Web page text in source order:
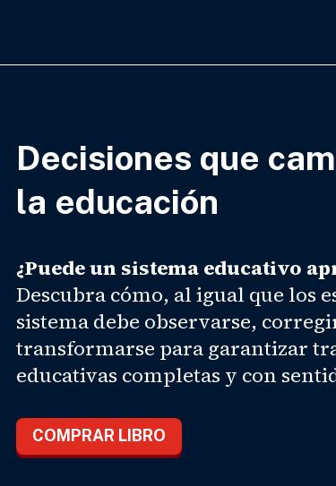
Decisiones que
la educación
¿Puede un sistema educativo
Descubra cómo, al igual que los
sistema debe observarse,
transformarse para garantizar
educativas completas y con
COMPRAR LIBRO